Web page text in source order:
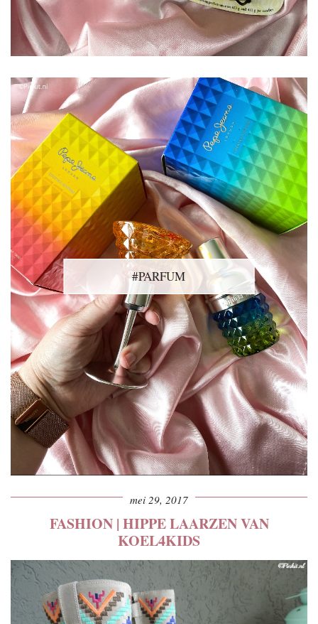
#PARFUM
mei 29, 2017
FASHION | HIPPE LAARZEN VAN
KOEL4KIDS